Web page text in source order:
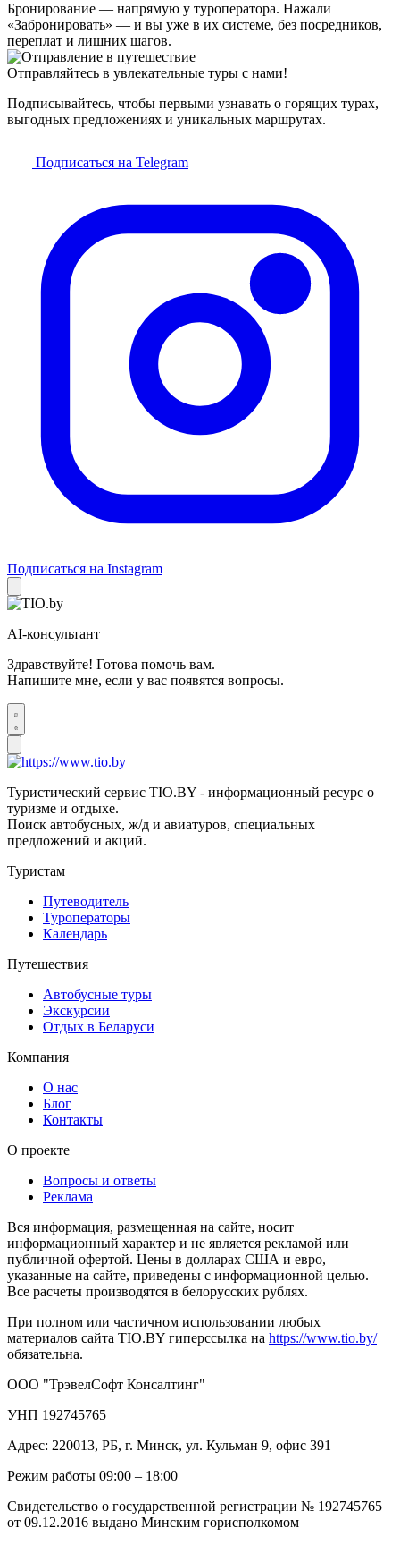
Бронирование — напрямую у туроператора. Нажали
«Забронировать» — и вы уже в их системе, без посредников,
переплат и лишних шагов.
Отправляйтесь в увлекательные туры с нами!
Подписывайтесь, чтобы первыми узнавать о горящих турах,
выгодных предложениях и уникальных маршрутах.
Подписаться на Telegram
Подписаться на Instagram
AI-консультант
Здравствуйте! Готова помочь вам.
Напишите мне, если у вас появятся вопросы.
Туристический сервис TIO.BY - информационный ресурс о
туризме и отдыхе.
Поиск автобусных, ж/д и авиатуров, специальных
предложений и акций.
Туристам
Путеводитель
Туроператоры
Календарь
Путешествия
Автобусные туры
Экскурсии
Отдых в Беларуси
Компания
О нас
Блог
Контакты
О проекте
Вопросы и ответы
Реклама
Вся информация, размещенная на сайте, носит
информационный характер и не является рекламой или
публичной офертой. Цены в долларах США и евро,
указанные на сайте, приведены с информационной целью.
Все расчеты производятся в белорусских рублях.
При полном или частичном использовании любых
материалов сайта TIO.BY гиперссылка на https://www.tio.by/
обязательна.
ООО "ТрэвелСофт Консалтинг"
УНП 192745765
Адрес: 220013, РБ, г. Минск, ул. Кульман 9, офис 391
Режим работы 09:00 – 18:00
Свидетельство о государственной регистрации № 192745765
от 09.12.2016 выдано Минским горисполкомом